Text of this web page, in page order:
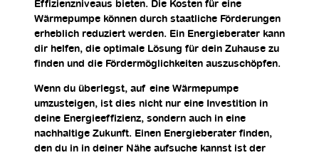
Effizienzniveaus bieten. Die Kosten für eine
Wärmepumpe können durch staatliche Förderungen
erheblich reduziert werden. Ein Energieberater kann
dir helfen, die optimale Lösung für dein Zuhause zu
finden und die Fördermöglichkeiten auszuschöpfen.
Wenn du überlegst, auf eine Wärmepumpe
umzusteigen, ist dies nicht nur eine Investition in
deine Energieeffizienz, sondern auch in eine
nachhaltige Zukunft. Einen Energieberater finden,
den du in in deiner Nähe aufsuche kannst ist der